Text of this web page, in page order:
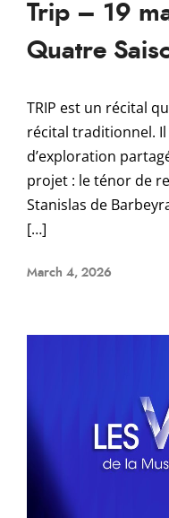
Trip – 19
Quatre
TRIP est un récital
récital traditionnel. Il
d’exploration
projet : le ténor de
Stanislas de
[…]
March 4, 2026